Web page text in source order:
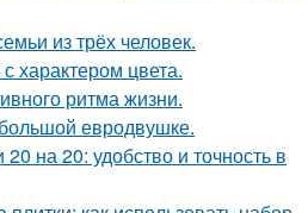
из трёх человек.
характером цвета.
ритма жизни.
евродвушке.
на 20: удобство и точность в